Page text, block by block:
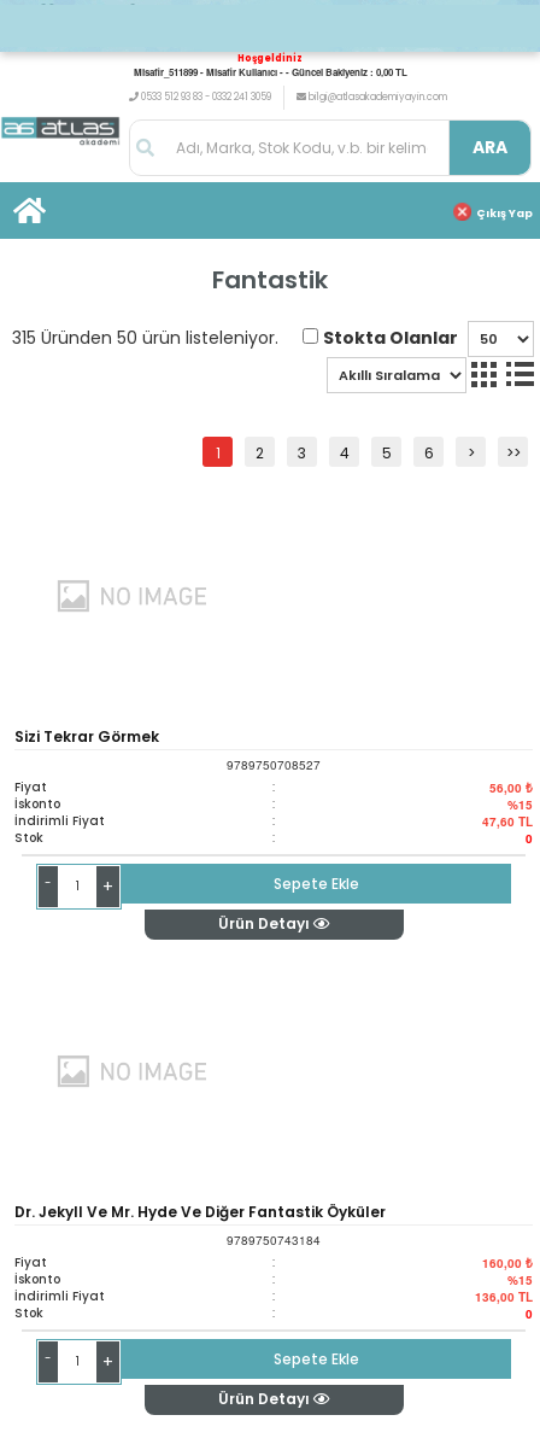
Hoşgeldiniz
Misafir_511899 - Misafir Kullanıcı - - Güncel Bakiyeniz : 0,00 TL
0533 512 93 83 - 0332 241 3059
bilgi@atlasakademiyayin.com
ARA
Çıkış Yap
Fantastik
315 Üründen 50 ürün listeleniyor. Stokta Olanlar
1 2 3 4 5 6 > >>
Sizi Tekrar Görmek
9789750708527
Fiyat : 56,00 ₺
İskonto : %15
İndirimli Fiyat : 47,60 TL
Stok : 0
- +
Sepete Ekle
Ürün Detayı
Dr. Jekyll Ve Mr. Hyde Ve Diğer Fantastik Öyküler
9789750743184
Fiyat : 160,00 ₺
İskonto : %15
İndirimli Fiyat : 136,00 TL
Stok : 0
- +
Sepete Ekle
Ürün Detayı